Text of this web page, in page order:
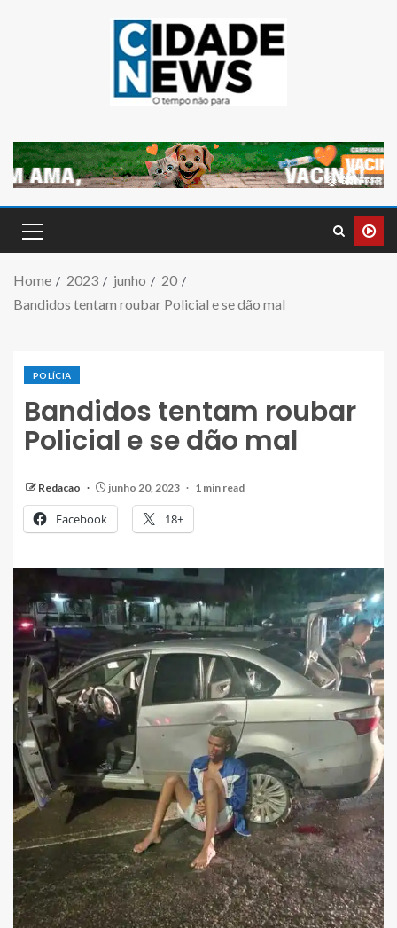
Home 2023 junho
20
Bandidos tentam roubar Policial e se dão mal
POLÍCIA
Bandidos tentam roubar
Policial e se dão mal
Redacao junho 20, 2023 1 min read
Facebook 18+